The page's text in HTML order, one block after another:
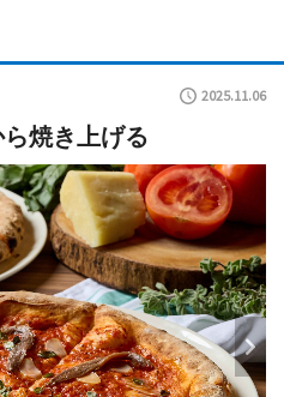
2025.11.06
焼き上げる